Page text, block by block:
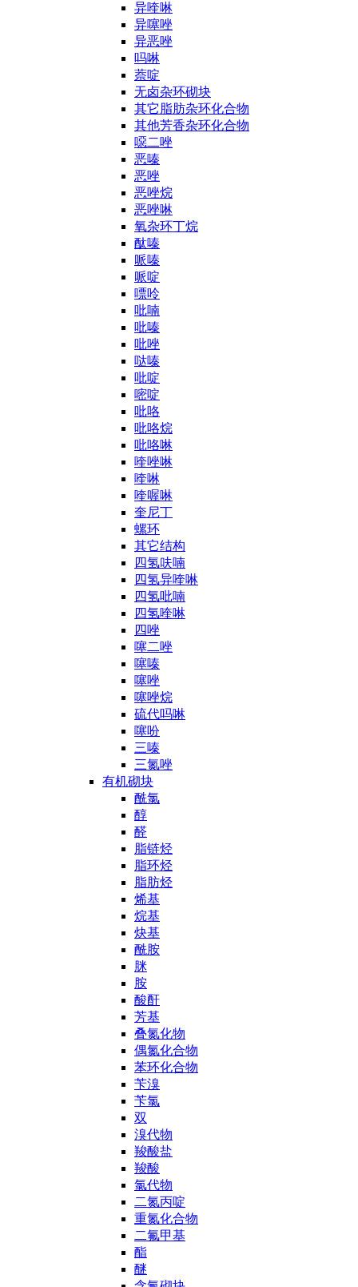
异喹啉
异噻唑
异恶唑
吗啉
萘啶
无卤杂环砌块
其它脂肪杂环化合物
其他芳香杂环化合物
噁二唑
恶嗪
恶唑
恶唑烷
恶唑啉
氧杂环丁烷
酞嗪
哌嗪
哌啶
嘌呤
吡喃
吡嗪
吡唑
哒嗪
吡啶
嘧啶
吡咯
吡咯烷
吡咯啉
喹唑啉
喹啉
喹喔啉
奎尼丁
螺环
其它结构
四氢呋喃
四氢异喹啉
四氢吡喃
四氢喹啉
四唑
噻二唑
噻嗪
噻唑
噻唑烷
硫代吗啉
噻吩
三嗪
三氮唑
有机砌块
酰氯
醇
醛
脂链烃
脂环烃
脂肪烃
烯基
烷基
炔基
酰胺
脒
胺
酸酐
芳基
叠氮化物
偶氮化合物
苯环化合物
苄溴
苄氯
双
溴代物
羧酸盐
羧酸
氯代物
二氮丙啶
重氮化合物
二氟甲基
酯
醚